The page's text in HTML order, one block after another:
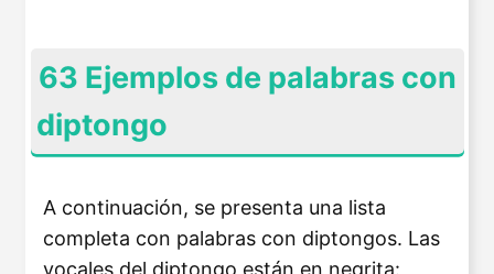
63 Ejemplos de palabras con
diptongo
A continuación, se presenta una lista
completa con palabras con diptongos. Las
vocales del diptongo están en negrita: